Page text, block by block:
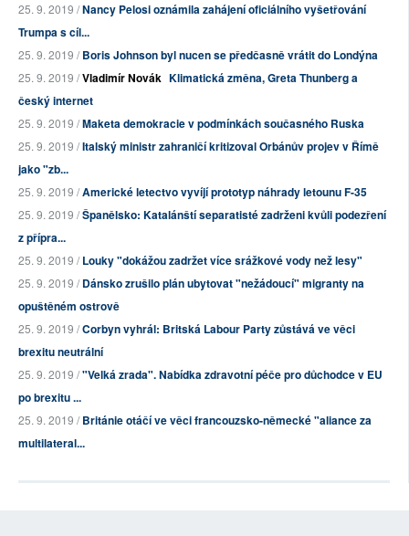
25. 9. 2019 /Nancy Pelosi oznámila zahájení oficiálního vyšetřování
Trumpa s cíl...
25. 9. 2019 /Boris Johnson byl nucen se předčasně vrátit do Londýna
25. 9. 2019 /Vladimír Novák Klimatická změna, Greta Thunberg a
český internet
25. 9. 2019 /Maketa demokracie v podmínkách současného Ruska
25. 9. 2019 /Italský ministr zahraničí kritizoval Orbánův projev v Římě
jako "zb...
25. 9. 2019 /Americké letectvo vyvíjí prototyp náhrady letounu F-35
25. 9. 2019 /Španělsko: Katalánští separatisté zadrženi kvůli podezření
z přípra...
25. 9. 2019 /Louky "dokážou zadržet více srážkové vody než lesy"
25. 9. 2019 /Dánsko zrušilo plán ubytovat "nežádoucí" migranty na
opuštěném ostrově
25. 9. 2019 /Corbyn vyhrál: Britská Labour Party zůstává ve věci
brexitu neutrální
25. 9. 2019 /"Velká zrada". Nabídka zdravotní péče pro důchodce v EU
po brexitu ...
25. 9. 2019 /Británie otáčí ve věci francouzsko-německé "aliance za
multilateral...